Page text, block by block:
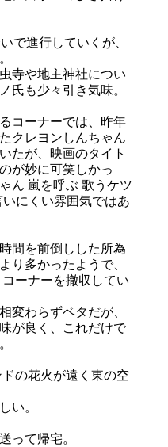
で進行していくが、
寺や地主神社につい
氏も少々引き気味。
コーナーでは、昨年
クレヨンしんちゃん
たが、映画のタイト
が妙に可笑しかっ
ん 嵐を呼ぶ 歌うケツ
にくい雰囲気ではあ
間を前倒しした所為
り多かったようで、
ーナーを撤収してい
変わらずベタだが、
が良く、これだけで
の花火が遠く東の空
い。
って帰宅。